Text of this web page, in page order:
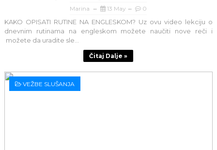
Marina 13 May 0
KAKO OPISATI RUTINE NA ENGLESKOM? Uz ovu video lekciju o
dnevnim rutinama na engleskom možete naučiti nove reči i
možete da uradite sle...
Čitaj Dalje »
VEŽBE SLUŠANJA